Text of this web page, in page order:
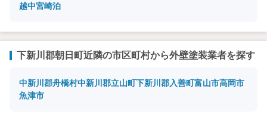
越中宮崎泊
下新川郡朝日町近隣の市区町村から外壁塗装業者を探す
中新川郡舟橋村中新川郡立山町下新川郡入善町富山市高岡市
魚津市